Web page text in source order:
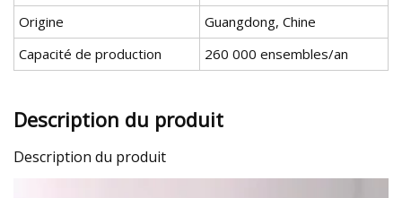
Origine
Guangdong, Chine
Capacité de production
260 000 ensembles/an
Description du produit
Description du produit